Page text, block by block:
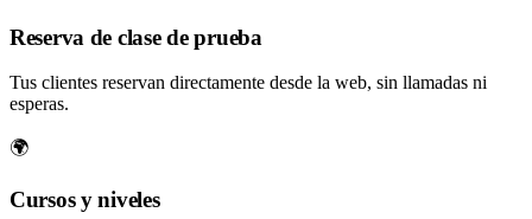
Reserva de clase de prueba
Tus clientes reservan directamente desde la web, sin llamadas ni
esperas.
🌍
Cursos y niveles